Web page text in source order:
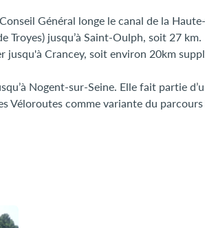
Général longe le canal de la
Troyes) jusqu’à Saint-Oulph, soit 27
jusqu'à Crancey, soit environ 20km
Nogent-sur-Seine. Elle fait partie
Véloroutes comme variante du